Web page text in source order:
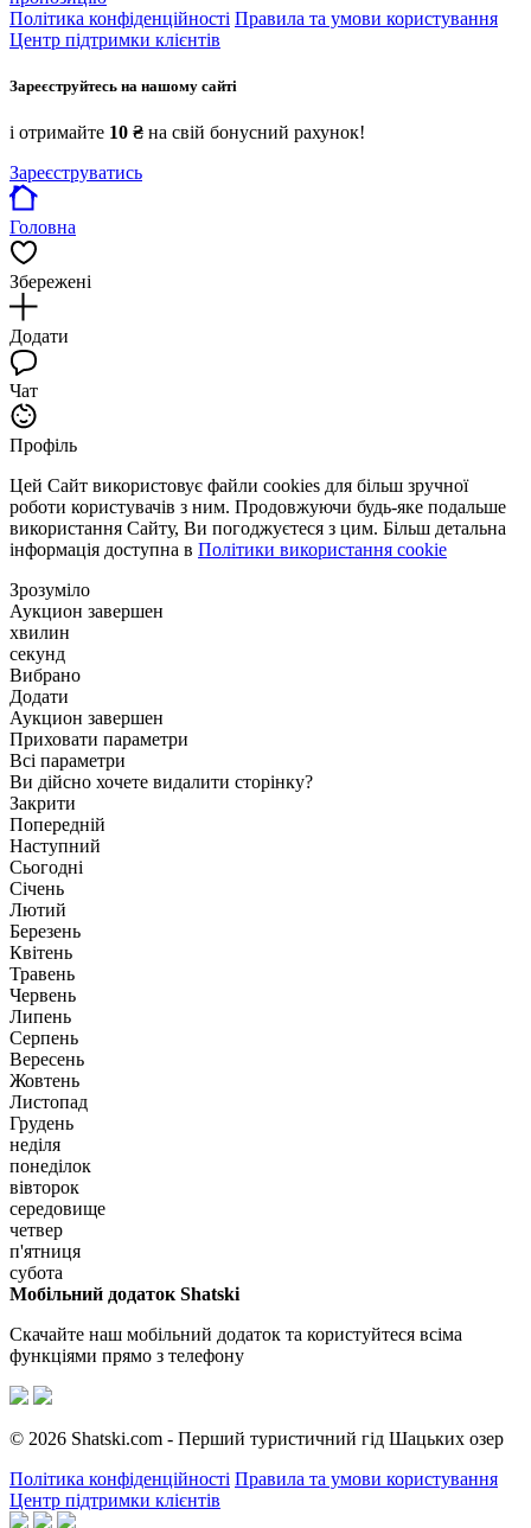
Політика конфіденційності Правила та умови користування
Центр підтримки клієнтів
Зареєструйтесь на нашому сайті
і отримайте 10 ₴ на свій бонусний рахунок!
Зареєструватись
Головна
Збережені
Додати
Чат
Профіль
Цей Сайт використовує файли cookies для більш зручної
роботи користувачів з ним. Продовжуючи будь-яке подальше
використання Сайту, Ви погоджуєтеся з цим. Більш детальна
інформація доступна в Політики використання cookie
Зрозуміло
Аукцион завершен
хвилин
секунд
Вибрано
Додати
Аукцион завершен
Приховати параметри
Всі параметри
Ви дійсно хочете видалити сторінку?
Закрити
Попередній
Наступний
Сьогодні
Січень
Лютий
Березень
Квітень
Травень
Червень
Липень
Серпень
Вересень
Жовтень
Листопад
Грудень
неділя
понеділок
вівторок
середовище
четвер
п'ятниця
субота
Мобільний додаток Shatski
Скачайте наш мобільний додаток та користуйтеся всіма
функціями прямо з телефону
© 2026 Shatski.com - Перший туристичний гід Шацьких озер
Політика конфіденційності Правила та умови користування
Центр підтримки клієнтів